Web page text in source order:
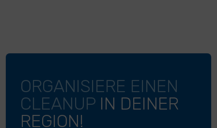
ORGANISIERE EINEN
CLEANUP IN DEINER
REGION!